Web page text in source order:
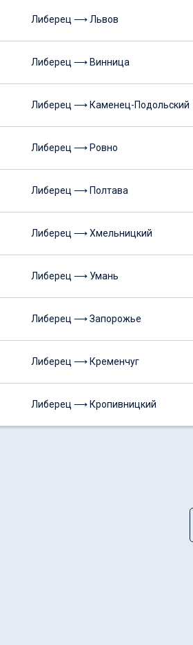
Либерец ⟶ Львов
Либерец ⟶ Винница
Либерец ⟶ Каменец-Подольский
Либерец ⟶ Ровно
Либерец ⟶ Полтава
Либерец ⟶ Хмельницкий
Либерец ⟶ Умань
Либерец ⟶ Запорожье
Либерец ⟶ Кременчуг
Либерец ⟶ Кропивницкий